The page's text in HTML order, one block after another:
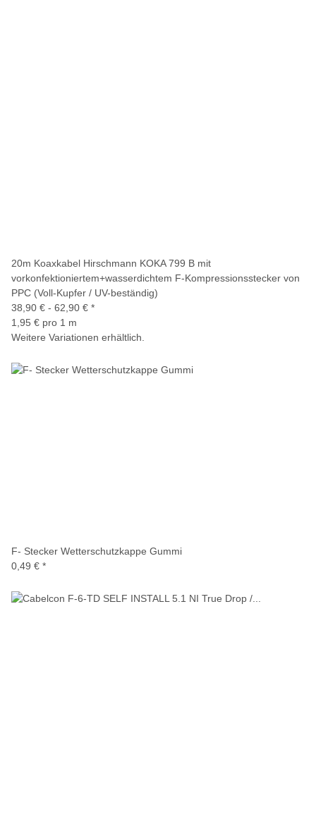
20m Koaxkabel Hirschmann KOKA 799 B mit
vorkonfektioniertem+wasserdichtem F-Kompressionsstecker von
PPC (Voll-Kupfer / UV-beständig)
38,90 € - 62,90 € *
1,95 € pro 1 m
Weitere Variationen erhältlich.
F- Stecker Wetterschutzkappe Gummi
0,49 € *